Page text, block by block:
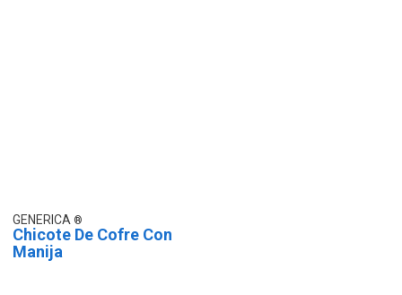
GENERICA
Chicote De Cofre Con
Manija